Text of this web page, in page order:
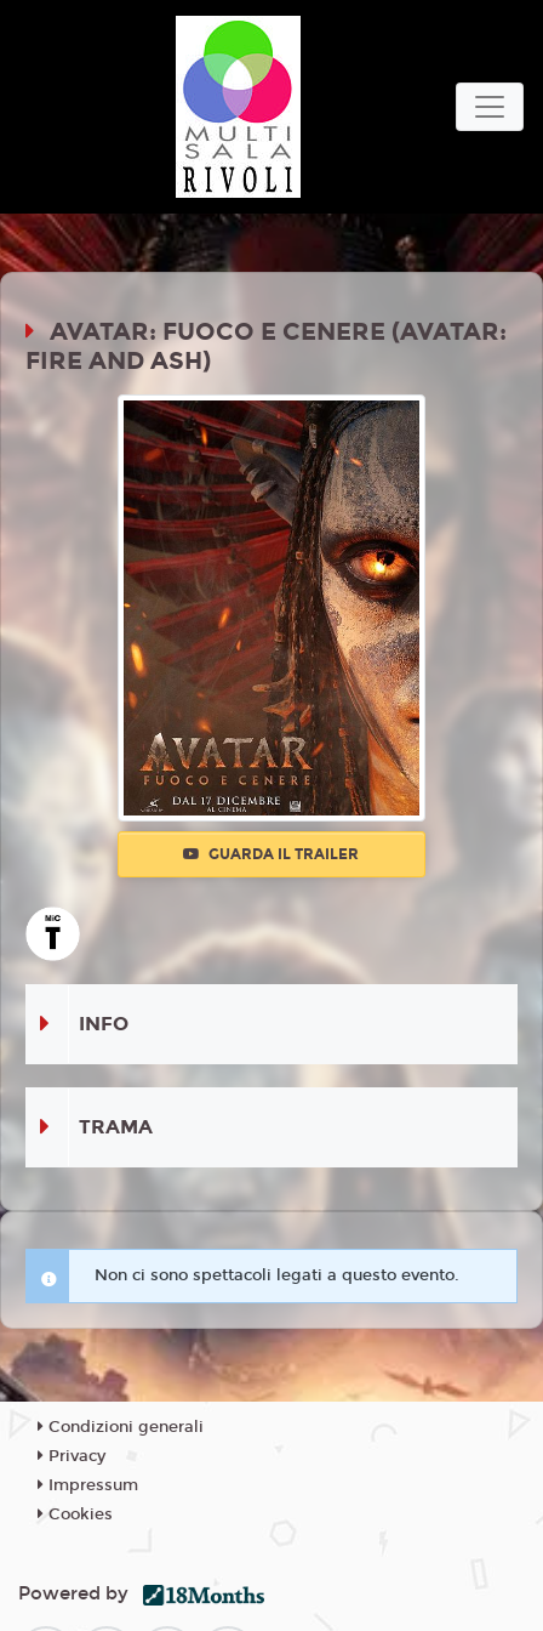
AVATAR: FUOCO E CENERE (AVATAR:
FIRE AND ASH)
GUARDA IL TRAILER
INFO
TRAMA
Non ci sono spettacoli legati a questo evento.
Condizioni generali
Privacy
Impressum
Cookies
Powered by